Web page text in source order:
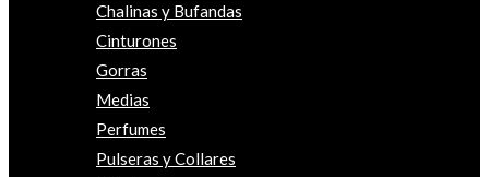
Chalinas y Bufandas
Cinturones
Gorras
Medias
Perfumes
Pulseras y Collares